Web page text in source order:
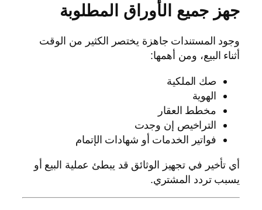
جهز جميع الأوراق المطلوبة
وجود المستندات جاهزة يختصر الكثير من الوقت
أثناء البيع، ومن أهمها:
صك الملكية
الهوية
مخطط العقار
التراخيص إن وجدت
فواتير الخدمات أو شهادات الإتمام
أي تأخير في تجهيز الوثائق قد يبطئ عملية البيع أو
يسبب تردد المشتري.